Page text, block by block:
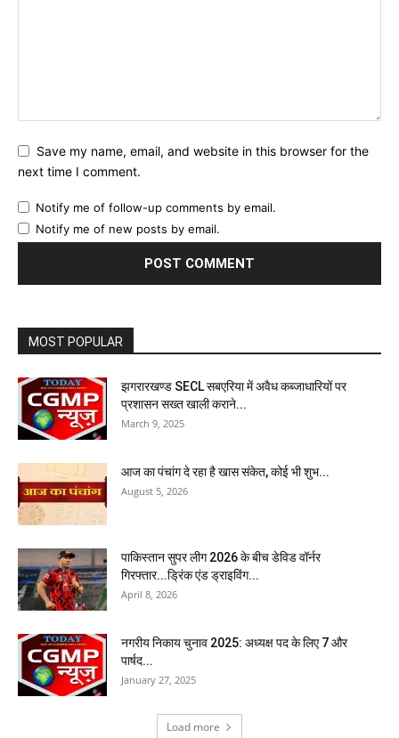
Save my name, email, and website in this browser for the
next time I comment.
Notify me of follow-up comments by email.
Notify me of new posts by email.
MOST POPULAR
झगरारखण्ड SECL सबएरिया में अवैध कब्जाधारियों पर
प्रशासन सख्त खाली कराने...
March 9, 2025
आज का पंचांग दे रहा है खास संकेत, कोई भी शुभ...
August 5, 2026
पाकिस्तान सुपर लीग 2026 के बीच डेविड वॉर्नर
गिरफ्तार...ड्रिंक एंड ड्राइविंग...
April 8, 2026
नगरीय निकाय चुनाव 2025: अध्यक्ष पद के लिए 7 और
पार्षद...
January 27, 2025
Load more